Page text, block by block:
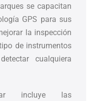
se capacitan
GPS para sus
la inspección
de instrumentos
cualquiera
incluye las